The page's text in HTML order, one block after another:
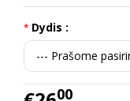
Dydis :
00